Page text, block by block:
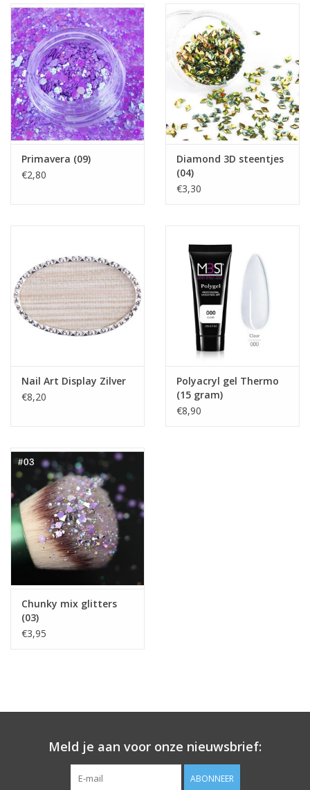
Primavera (09)
€2,80
Diamond 3D steentjes
(04)
€3,30
Nail Art Display Zilver
€8,20
Polyacryl gel Thermo
(15 gram)
€8,90
Chunky mix glitters
(03)
€3,95
Meld je aan voor onze nieuwsbrief:
ABONNEER